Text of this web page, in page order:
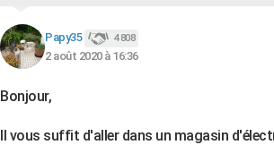
Papy35 4 808
2 août 2020 à 16:36
Bonjour,
Il vous suffit d'aller dans un magasin